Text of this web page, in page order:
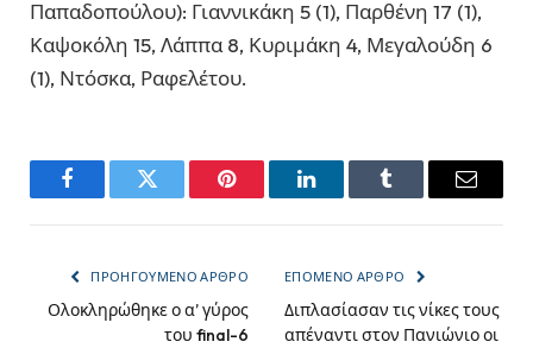
Παπαδοπούλου): Γιαννικάκη 5 (1), Παρθένη 17 (1),
Καψοκόλη 15, Λάππα 8, Κυριμάκη 4, Μεγαλούδη 6
(1), Ντόσκα, Ραφελέτου.
FacebookTwitter Pinterest LinkedInTumblr Email
ΠΡΟΗΓΟΎΜΕΝΟ ΆΡΘΡΟ
Ολοκληρώθηκε ο α’ γύρος
του final-6
ΕΠΌΜΕΝΟ ΆΡΘΡΟ
Διπλασίασαν τις νίκες τους
απέναντι στον Πανιώνιο οι